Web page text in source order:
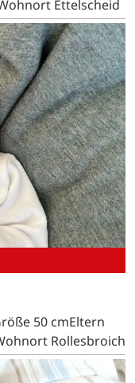
Ettelscheid
50 cmEltern
Rollesbroich